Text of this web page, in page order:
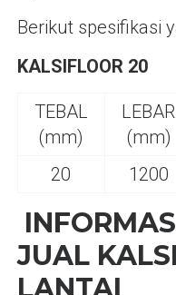
Berikut spesifikasi
KALSIFLOOR 20
TEBAL
(mm)
LEBAR
(mm)
20
1200
JUAL
LANTAI